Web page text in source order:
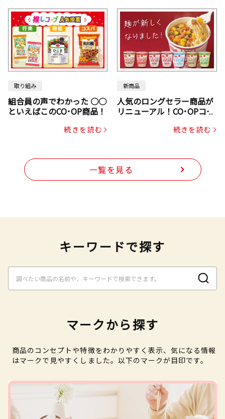
取り組み
組合員の声でわかった ○○
といえばこのCO･OP商品！
続きを読む
新商品
人気のロングセラー商品が
リニューアル！CO･OPコー
続きを読む
一覧を見る
キーワードで探す
マークから探す
商品のコンセプトや特徴をわかりやすく表示、気になる情報
はマークで見やすくしました。以下のマークが目印です。